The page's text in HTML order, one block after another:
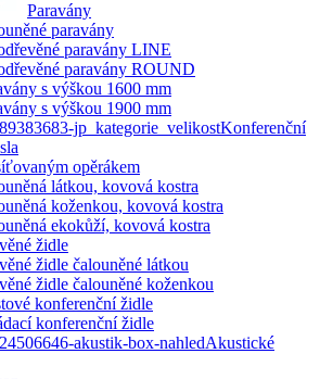
Paravány
paravány
paravány LINE
paravány ROUND
s výškou 1600 mm
s výškou 1900 mm
Konferenční
opěrákem
látkou, kovová kostra
koženkou, kovová kostra
ekokůží, kovová kostra
židle
židle čalouněné látkou
židle čalouněné koženkou
konferenční židle
konferenční židle
Akustické